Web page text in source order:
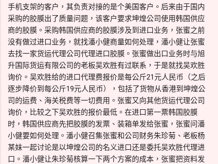
手机支架的客户，其负责对接的是个美国客户。后来由于国内
采购的胶膜出了质量问题，该客户要求坤煌公司使用韩国供应
商的胶膜。采购韩国供应商的胶膜涉及到进口业务，张蜜之前
没有做过进口业务，就找潘小健商量如何处理，潘小健让张蜜
去找一家货运代理公司代理进口胶膜。张蜜做出口业务时与旭
升国际货运有限公司的老板吴欢胜有过联系，于是就找吴欢胜
询价。吴欢胜给的进口代理费报价是每公斤21元人民币（之后
逐步降价到每公斤19元人民币），包括了货物从香港到坤煌公
司的运费、海关税费等一切费用。张蜜又向其他货运代理公司
询价，比较之下吴欢胜的报价最低。在进口第一票韩国胶膜
时，韩国供应商先把胶膜的发票、装箱单发给张蜜，张蜜问潘
小健要如何处理。潘小健召集张蜜和公司财务朱珍菊、老板杨
某妹一起讨论是以坤煌公司的名义进口还是委托吴欢胜代理进
口。潘小健让朱珍菊核算一下两个方案的成本，张蜜把资料发